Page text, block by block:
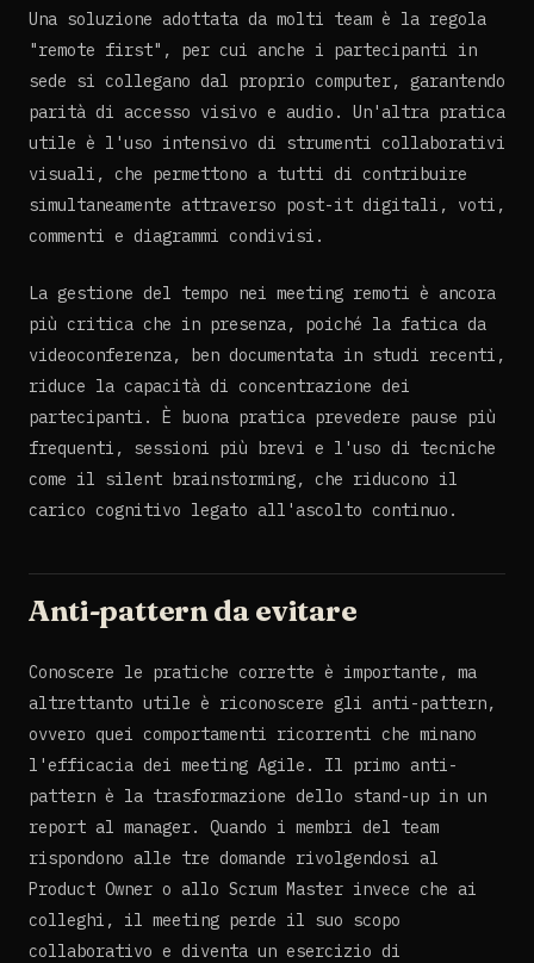
Una soluzione adottata da molti team è la regola
"remote first", per cui anche i partecipanti in
sede si collegano dal proprio computer, garantendo
parità di accesso visivo e audio. Un'altra pratica
utile è l'uso intensivo di strumenti collaborativi
visuali, che permettono a tutti di contribuire
simultaneamente attraverso post-it digitali, voti,
commenti e diagrammi condivisi.
La gestione del tempo nei meeting remoti è ancora
più critica che in presenza, poiché la fatica da
videoconferenza, ben documentata in studi recenti,
riduce la capacità di concentrazione dei
partecipanti. È buona pratica prevedere pause più
frequenti, sessioni più brevi e l'uso di tecniche
come il silent brainstorming, che riducono il
carico cognitivo legato all'ascolto continuo.
Anti-pattern da evitare
Conoscere le pratiche corrette è importante, ma
altrettanto utile è riconoscere gli anti-pattern,
ovvero quei comportamenti ricorrenti che minano
l'efficacia dei meeting Agile. Il primo anti-
pattern è la trasformazione dello stand-up in un
report al manager. Quando i membri del team
rispondono alle tre domande rivolgendosi al
Product Owner o allo Scrum Master invece che ai
colleghi, il meeting perde il suo scopo
collaborativo e diventa un esercizio di